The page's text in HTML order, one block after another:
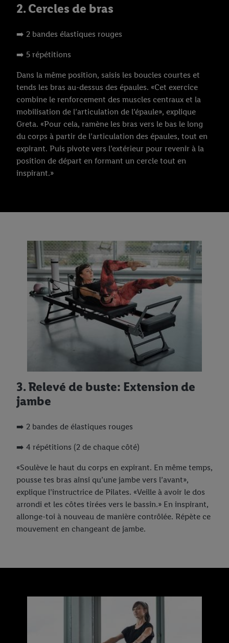
2. Cercles de bras
➡️ 2 bandes élastiques rouges
➡️ 5 répétitions
Dans la même position, saisis les boucles courtes et
tends les bras au-dessus des épaules. «Cet exercice
combine le renforcement des muscles centraux et la
mobilisation de l’articulation de l’épaule», explique
Greta. «Pour cela, ramène les bras vers le bas le long
du corps à partir de l’articulation des épaules, tout en
expirant. Puis pivote vers l’extérieur pour revenir à la
position de départ en formant un cercle tout en
inspirant.»
3. Relevé de buste: Extension de
jambe
➡️ 2 bandes de élastiques rouges
➡️ 4 répétitions (2 de chaque côté)
«Soulève le haut du corps en expirant. En même temps,
pousse tes bras ainsi qu’une jambe vers l’avant»,
explique l’instructrice de Pilates. «Veille à avoir le dos
arrondi et les côtes tirées vers le bassin.» En inspirant,
allonge-toi à nouveau de manière contrôlée. Répète ce
mouvement en changeant de jambe.